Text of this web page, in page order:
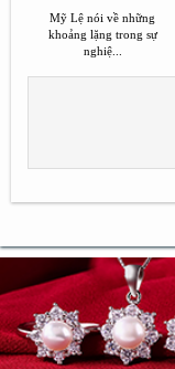
Mỹ Lệ nói về những
khoảng lặng trong sự
nghiệ...